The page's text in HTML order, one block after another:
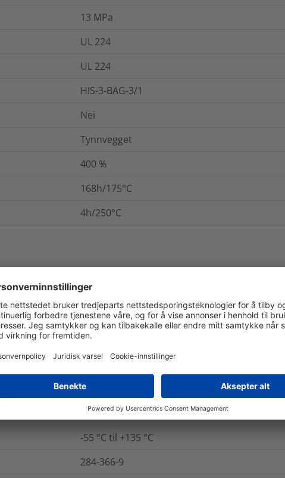
13 MPa
UL 224
UL 224
HIS-3-BAG-3/1
Nei
Tynnvegget
400 %
168h/175°C
4h/250°C
/ Pakning
B (VDE 0530)
UL224 VW1
32
IEC 60243
-55 °C til +135 °C
284-366-9